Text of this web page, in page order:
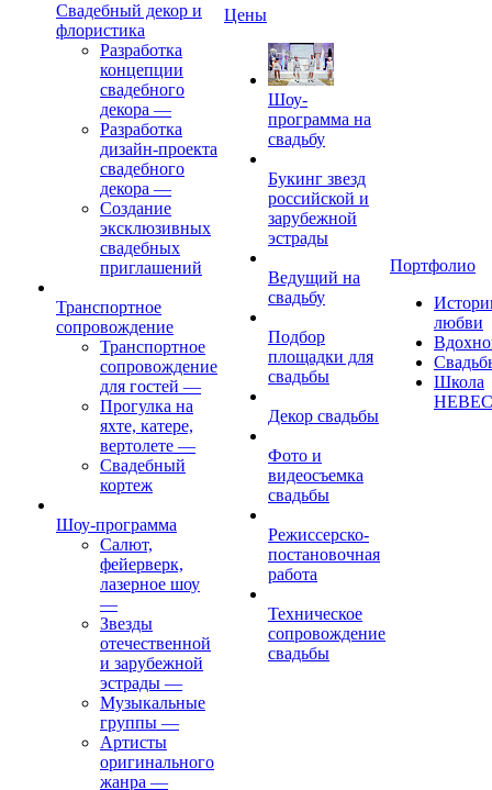
Свадебный декор и
флористика
Разработка
концепции
свадебного
декора —
Разработка
дизайн-проекта
свадебного
декора —
Создание
эксклюзивных
свадебных
приглашений
Транспортное
сопровождение
Транспортное
сопровождение
для гостей —
Прогулка на
яхте, катере,
вертолете —
Свадебный
кортеж
Шоу-программа
Салют,
фейерверк,
лазерное шоу
—
Звезды
отечественной
и зарубежной
эстрады —
Музыкальные
группы —
Артисты
оригинального
жанра —
Цены
Шоу-
программа на
свадьбу
Букинг звезд
российской и
зарубежной
эстрады
Ведущий на
свадьбу
Подбор
площадки для
свадьбы
Декор свадьбы
Фото и
видеосъемка
свадьбы
Режиссерско-
постановочная
работа
Техническое
сопровождение
свадьбы
Портфолио
любви
Школа